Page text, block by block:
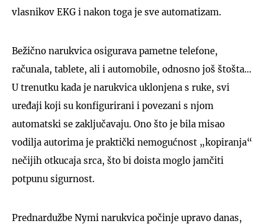
vlasnikov EKG i nakon toga je sve automatizam.
Bežično narukvica osigurava pametne telefone,
računala, tablete, ali i automobile, odnosno još štošta...
U trenutku kada je narukvica uklonjena s ruke, svi
uređaji koji su konfigurirani i povezani s njom
automatski se zaključavaju. Ono što je bila misao
vodilja autorima je praktički nemogućnost „kopiranja“
nečijih otkucaja srca, što bi doista moglo jamčiti
potpunu sigurnost.
Prednardužbe Nymi narukvica počinje upravo danas,